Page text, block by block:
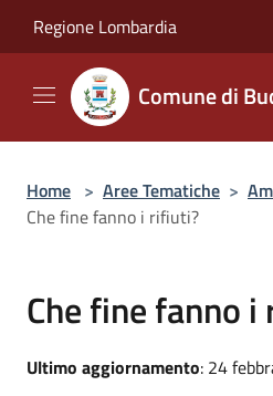
Regione Lombardia
Comune di
Home > Aree Tematiche >
Che fine fanno i rifiuti?
Che fine fanno
Ultimo aggiornamento: 24